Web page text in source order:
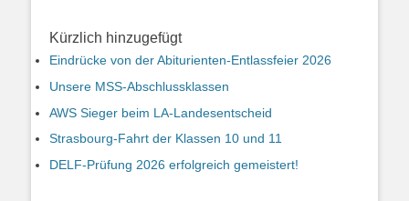
Kürzlich hinzugefügt
Eindrücke von der Abiturienten-Entlassfeier 2026
Unsere MSS-Abschlussklassen
AWS Sieger beim LA-Landesentscheid
Strasbourg-Fahrt der Klassen 10 und 11
DELF-Prüfung 2026 erfolgreich gemeistert!